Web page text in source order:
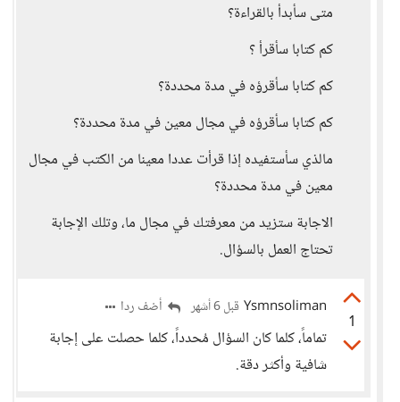
متى سأبدأ بالقراءة؟
كم كتابا سأقرأ ؟
كم كتابا سأقرؤه في مدة محددة؟
كم كتابا سأقرؤه في مجال معين في مدة محددة؟
مالذي سأستفيده إذا قرأت عددا معينا من الكتب في مجال
معين في مدة محددة؟
الاجابة ستزيد من معرفتك في مجال ما، وتلك الإجابة
تحتاج العمل بالسؤال.
1
Ysmnsoliman قبل 6 أشهر أضف ردا
تماماً، كلما كان السؤال مُحدداً، كلما حصلت على إجابة
شافية وأكثر دقة.